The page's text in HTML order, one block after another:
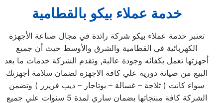
خدمة عملاء بيكو بالقطامية
تعتبر خدمة عملاء بيكو شركة رائدة في مجال صناعة الأجهزة
الكهربائية في القطامية والشرق والأوسط حيث أن جميع
أجهزتها تعمل بكفائه وجودة عالية, وتقدم الشركة خدمات ما بعد
البيع من صيانة دورية علي كافة الاجهزة لضمان سلامة أجهزتك
سواء كانت ( ثلاجة – غسالة – بوتاجاز – ديب فريزر ) وتضمن
الشركة كافة منتجاتها بضمان ساري لمدة 5 سنوات علي جميع